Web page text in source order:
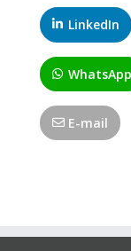
LinkedIn
WhatsApp
E-mail